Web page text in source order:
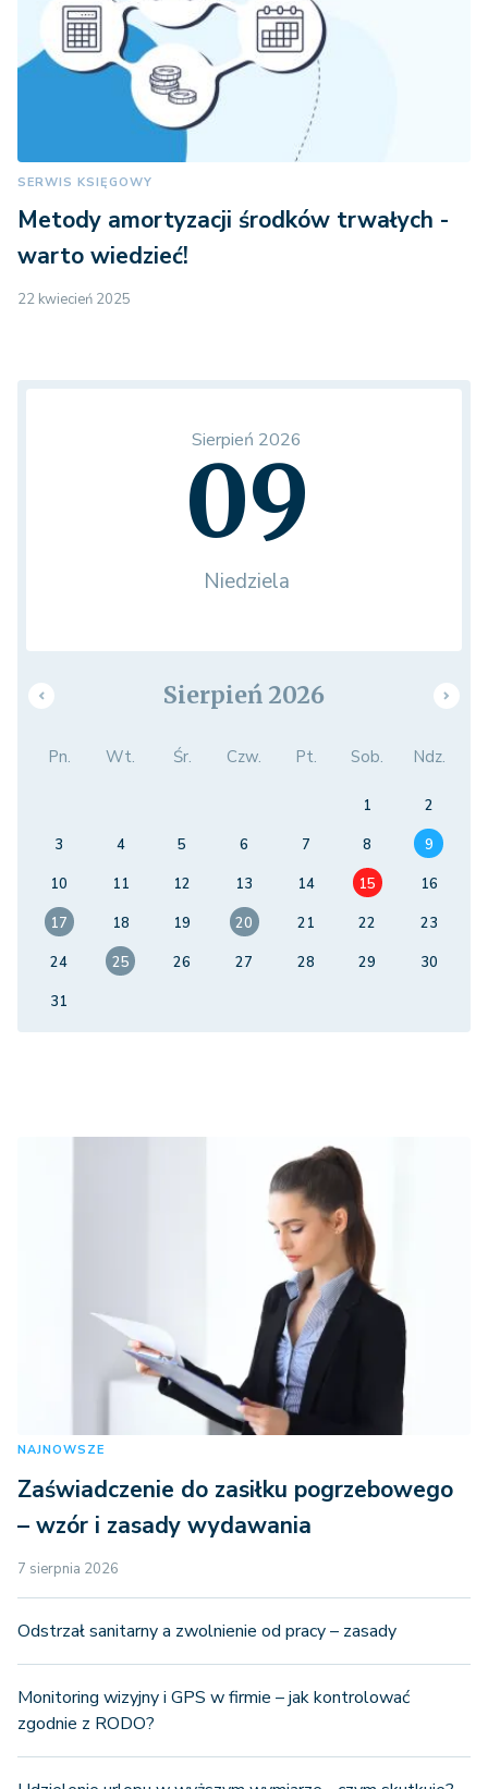
SERWIS KSIĘGOWY
Metody amortyzacji środków trwałych -
warto wiedzieć!
22 kwiecień 2025
Sierpień 2026
09
Niedziela
Sierpień 2026
Pn. Wt. Śr. Czw. Pt. Sob. Ndz.
1
2
3
4 5 6 7 8
9
10
11 12 13 14 15
16
17
18 19 20 21 22
23
24
25 26 27 28 29
30
31
NAJNOWSZE
Zaświadczenie do zasiłku pogrzebowego
– wzór i zasady wydawania
7 sierpnia 2026
Odstrzał sanitarny a zwolnienie od pracy – zasady
Monitoring wizyjny i GPS w firmie – jak kontrolować
zgodnie z RODO?